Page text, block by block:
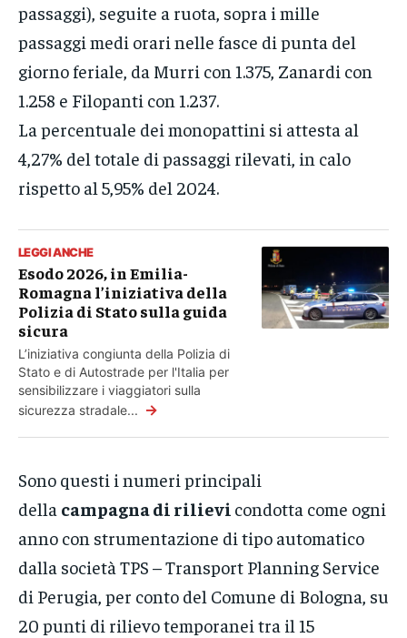
passaggi), seguite a ruota, sopra i mille
passaggi medi orari nelle fasce di punta del
giorno feriale, da Murri con 1.375, Zanardi con
1.258 e Filopanti con 1.237.
La percentuale dei monopattini si attesta al
4,27% del totale di passaggi rilevati, in calo
rispetto al 5,95% del 2024.
LEGGI ANCHE
Esodo 2026, in Emilia-
Romagna l’iniziativa della
Polizia di Stato sulla guida
sicura
L’iniziativa congiunta della Polizia di
Stato e di Autostrade per l'Italia per
sensibilizzare i viaggiatori sulla
sicurezza stradale... →
Sono questi i numeri principali
della campagna di rilievi condotta come ogni
anno con strumentazione di tipo automatico
dalla società TPS – Transport Planning Service
di Perugia, per conto del Comune di Bologna, su
20 punti di rilievo temporanei tra il 15